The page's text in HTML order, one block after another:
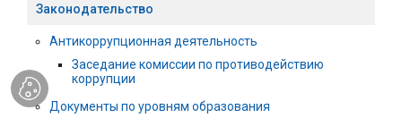
Законодательство
Антикоррупционная деятельность
Заседание комиссии по противодействию
коррупции
Документы по уровням образования